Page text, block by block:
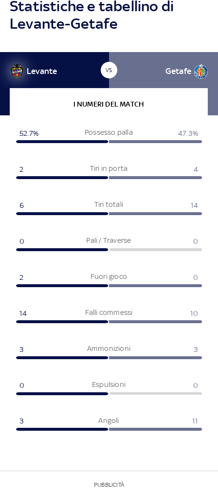
Statistiche e tabellino di
Levante-Getafe
Levante VS Getafe
I NUMERI DEL MATCH
Possesso palla
52.7% 47.3%
Tiri in porta
2 4
Tiri totali
6 14
Pali / Traverse
0 0
Fuori gioco
2 0
Falli commessi
14 10
Ammonizioni
3 3
Espulsioni
0 0
Angoli
3 11
PUBBLICITÀ